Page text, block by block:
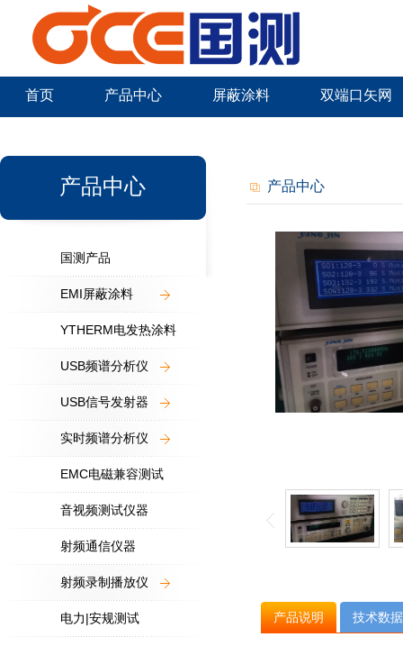
首页 产品中心 屏蔽涂料 双端口矢网
产品中心
国测产品
EMI屏蔽涂料
YTHERM电发热涂料
USB频谱分析仪
USB信号发射器
实时频谱分析仪
EMC电磁兼容测试
音视频测试仪器
射频通信仪器
射频录制播放仪
电力|安规测试
产品中心
产品说明 技术数据